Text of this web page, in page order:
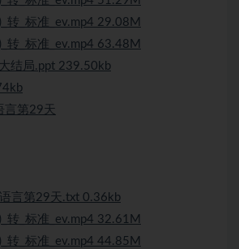
转_标准_ev.mp4 29.08M
转_标准_ev.mp4 63.48M
结局.ppt 239.50kb
言第29天
言第29天.txt 0.36kb
转_标准_ev.mp4 32.61M
转_标准_ev.mp4 44.85M